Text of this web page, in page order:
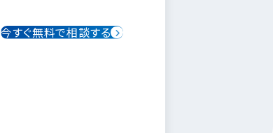
今すぐ無料で相談する